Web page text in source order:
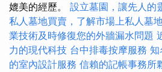
媲美的經歷。 設立墓園，讓先人的
私人墓地買賣，了解市場上私人墓
業技術及時修復您的外牆漏水問題
力的現代科技 台中排毒按摩服務 知
的室內設計服務 信賴的記帳事務所